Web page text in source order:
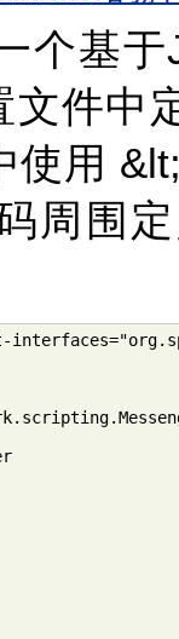
个基
文件中
使用
周围